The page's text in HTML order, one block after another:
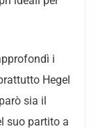
i
Hegel
sia il
suo partito a